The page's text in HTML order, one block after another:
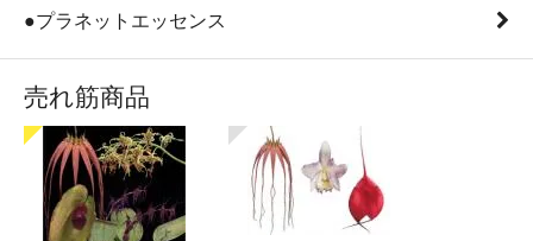
●プラネットエッセンス
売れ筋商品